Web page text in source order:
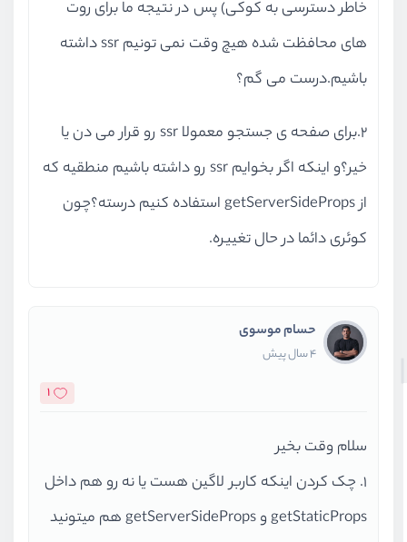
خاطر دسترسی به کوکی) پس در نتیجه ما برای روت
های محافظت شده هیچ وقت نمی تونیم ssr داشته
باشیم.درست می گم؟
2.برای صفحه ی جستجو معمولا ssr رو قرار می دن یا
خیر؟و اینکه اگر بخوایم ssr رو داشته باشیم منطقیه که
از getServerSideProps استفاده کنیم درسته؟چون
کوئری دائما در حال تغییره.
حسام موسوی
4 سال پیش
1
سلام وقت بخیر
۱. چک کردن اینکه کاربر لاگین هست یا نه رو هم داخل
getStaticProps و getServerSideProps هم میتونید